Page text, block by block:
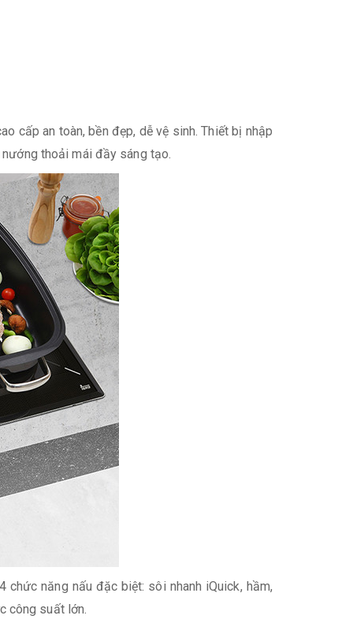
cấp an toàn, bền đẹp, dễ vệ sinh. Thiết bị nhập
thoải mái đầy sáng tạo.
năng nấu đặc biệt: sôi nhanh iQuick, hầm,
công suất lớn.